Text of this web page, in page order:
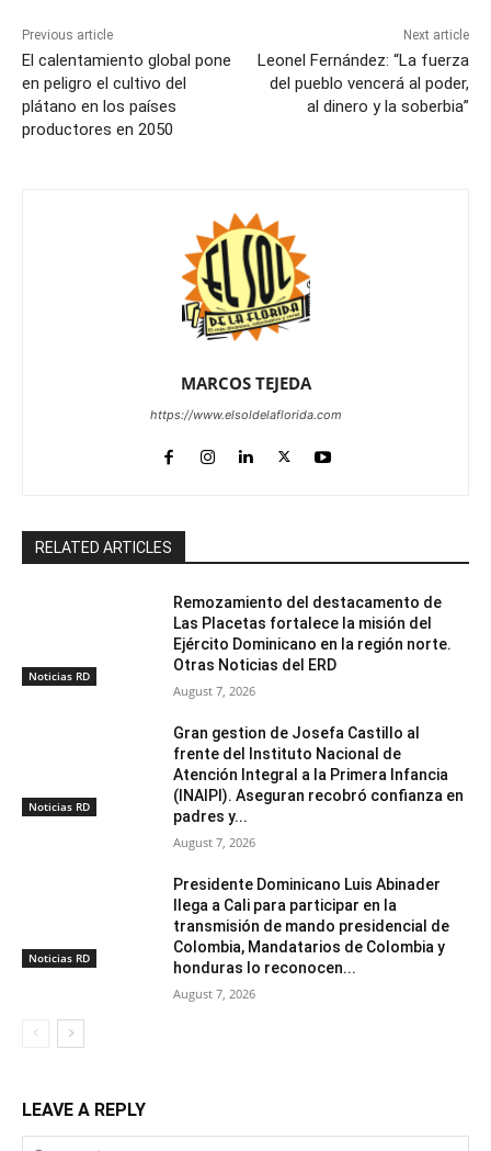
Previous article
El calentamiento global pone
en peligro el cultivo del
plátano en los países
productores en 2050
Next article
Leonel Fernández: “La fuerza
del pueblo vencerá al poder,
al dinero y la soberbia”
MARCOS TEJEDA
https://www.elsoldelaflorida.com
RELATED ARTICLES
Noticias RD
Remozamiento del destacamento de
Las Placetas fortalece la misión del
Ejército Dominicano en la región norte.
Otras Noticias del ERD
August 7, 2026
Noticias RD
Gran gestion de Josefa Castillo al
frente del Instituto Nacional de
Atención Integral a la Primera Infancia
(INAIPI). Aseguran recobró confianza en
padres y...
August 7, 2026
Noticias RD
Presidente Dominicano Luis Abinader
llega a Cali para participar en la
transmisión de mando presidencial de
Colombia, Mandatarios de Colombia y
honduras lo reconocen...
August 7, 2026
LEAVE A REPLY